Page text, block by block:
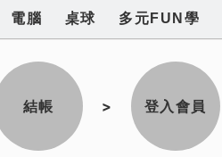
電腦 桌球 多元FUN學
結帳 > 登入會員